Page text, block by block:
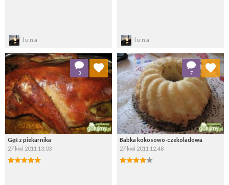
luna luna
Gęś z piekarnika
27 kwi 2011 13:03
3
Dodaj do ulubionych
Wybierz listę:
Babka kokosowo-czekoladowa
27 kwi 2011 12:48
7
Dodaj do ulubionych
Wybierz listę: